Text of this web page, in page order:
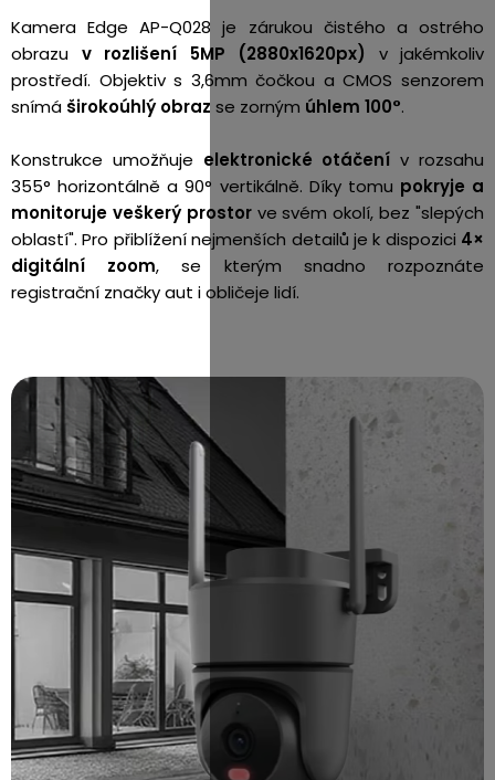
Kamera Edge AP-Q028 je zárukou čistého a ostrého
obrazu v rozlišení 5MP (2880x1620px) v jakémkoliv
prostředí. Objektiv s 3,6mm čočkou a CMOS senzorem
snímá širokoúhlý obraz se zorným úhlem 100°.
Konstrukce umožňuje elektronické otáčení v rozsahu
355° horizontálně a 90° vertikálně. Díky tomu pokryje a
monitoruje veškerý prostorve svém okolí, bez "slepých
oblastí". Pro přiblížení nejmenších detailů je k dispozici 4×
digitální zoom, se kterým snadno rozpoznáte
registrační značky aut i obličeje lidí.